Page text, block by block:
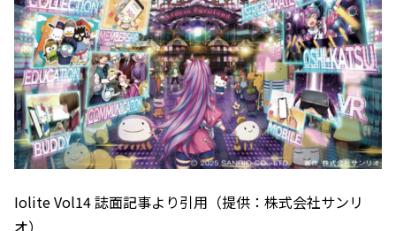
Iolite Vol14 誌面記事より引用（提供：株式会社サンリ